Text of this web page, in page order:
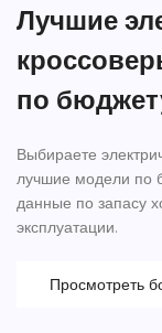
Лучшие
по
Выбираете
лучшие модели по
данные по запасу
эксплуатации.
Просмотреть